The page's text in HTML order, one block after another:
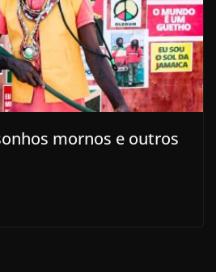
mornos e outros